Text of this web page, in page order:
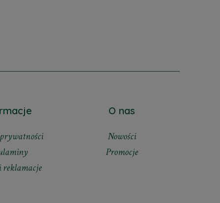
O nas
Nowości
Promocje